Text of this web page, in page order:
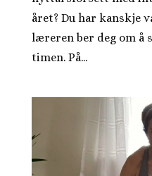
året? Du har kanskje
læreren ber deg om å
timen. På...